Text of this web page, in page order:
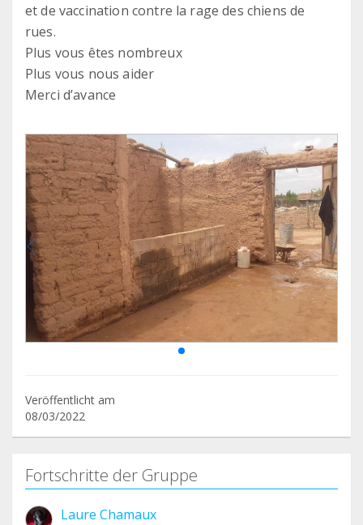
et de vaccination contre la rage des chiens de
rues.
Plus vous êtes nombreux
Plus vous nous aider
Merci d’avance
Veröffentlicht am
08/03/2022
Fortschritte der Gruppe
Laure Chamaux